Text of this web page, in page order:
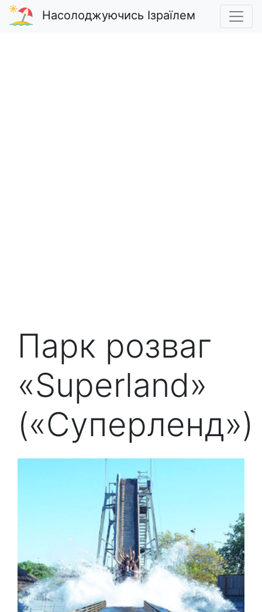
Насолоджуючись Ізраїлем
Парк розваг
«Superland»
(«Суперленд»)